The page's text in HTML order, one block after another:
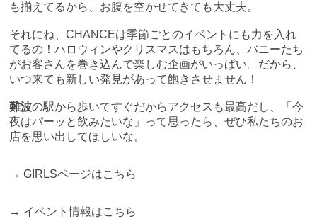
も揃えてるから、お腹を空かせてきても大丈夫。
それにね、CHANCEは季節ごとのイベントにも力を入れ
てるの！ハロウィンやクリスマスはもちろん、バニーたち
がお客さんを巻き込んで楽しむ企画がいっぱい。だから、
いつ来ても新しい発見があって飽きさせません！
難波の駅から歩いてすぐだからアクセスも最高だし、「今
夜はパーッと飲みたいな」って思ったら、ぜひ私たちのお
店を思い出してほしいな。
→GIRLSページはこちら
→ イベント情報はこちら